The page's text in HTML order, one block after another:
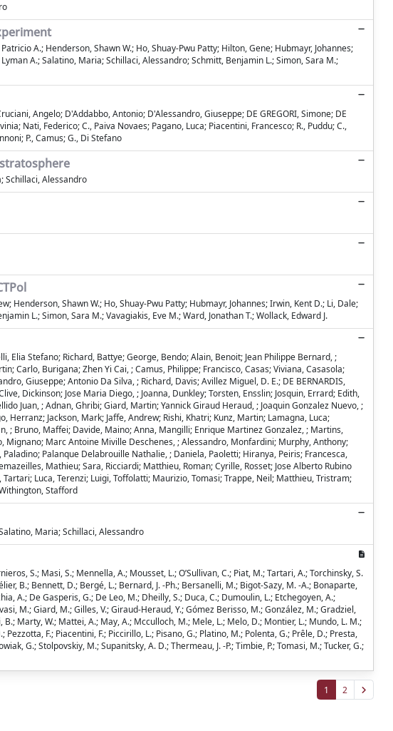
A.; Henderson, Shawn W.; Ho, Shuay-Pwu Patty; Hilton, Gene; Hubmayr, Johannes;
A.; Salatino, Maria; Schillaci, Alessandro; Schmitt, Benjamin L.; Simon, Sara M.;
Angelo; D'Addabbo, Antonio; D'Alessandro, Giuseppe; DE GREGORI, Simone; DE
Nati, Federico; C., Paiva Novaes; Pagano, Luca; Piacentini, Francesco; R., Puddu; C.,
P., Camus; G., Di Stefano
Schillaci, Alessandro
Shawn W.; Ho, Shuay-Pwu Patty; Hubmayr, Johannes; Irwin, Kent D.; Li, Dale;
L.; Simon, Sara M.; Vavagiakis, Eve M.; Ward, Jonathan T.; Wollack, Edward J.
Stefano; Richard, Battye; George, Bendo; Alain, Benoit; Jean Philippe Bernard, ;
Carlo, Burigana; Zhen Yi Cai, ; Camus, Philippe; Francisco, Casas; Viviana, Casasola;
Giuseppe; Antonio Da Silva, ; Richard, Davis; Avillez Miguel, D. E.; DE BERNARDIS,
Dickinson; Jose Maria Diego, ; Joanna, Dunkley; Torsten, Ensslin; Josquin, Errard; Edith,
Juan, ; Adnan, Ghribi; Giard, Martin; Yannick Giraud Heraud, ; Joaquin Gonzalez Nuevo, ;
Jackson, Mark; Jaffe, Andrew; Rishi, Khatri; Kunz, Martin; Lamagna, Luca;
; Bruno, Maffei; Davide, Maino; Anna, Mangilli; Enrique Martinez Gonzalez, ; Martins,
Mignano; Marc Antoine Miville Deschenes, ; Alessandro, Monfardini; Murphy, Anthony;
Palanque Delabrouille Nathalie, ; Daniela, Paoletti; Hiranya, Peiris; Francesca,
Mathieu; Sara, Ricciardi; Matthieu, Roman; Cyrille, Rosset; Jose Alberto Rubino
Luca, Terenzi; Luigi, Toffolatti; Maurizio, Tomasi; Trappe, Neil; Matthieu, Tristram;
Stafford
Maria; Schillaci, Alessandro
S.; Masi, S.; Mennella, A.; Mousset, L.; O’Sullivan, C.; Piat, M.; Tartari, A.; Torchinsky, S.
B.; Bennett, D.; Bergé, L.; Bernard, J. -Ph.; Bersanelli, M.; Bigot-Sazy, M. -A.; Bonaparte,
A.; De Gasperis, G.; De Leo, M.; Dheilly, S.; Duca, C.; Dumoulin, L.; Etchegoyen, A.;
M.; Giard, M.; Gilles, V.; Giraud-Heraud, Y.; Gómez Berisso, M.; González, M.; Gradziel,
Marty, W.; Mattei, A.; May, A.; Mcculloch, M.; Mele, L.; Melo, D.; Montier, L.; Mundo, L. M.;
F.; Piacentini, F.; Piccirillo, L.; Pisano, G.; Platino, M.; Polenta, G.; Prêle, D.; Presta,
G.; Stolpovskiy, M.; Supanitsky, A. D.; Thermeau, J. -P.; Timbie, P.; Tomasi, M.; Tucker, G.;
1 2